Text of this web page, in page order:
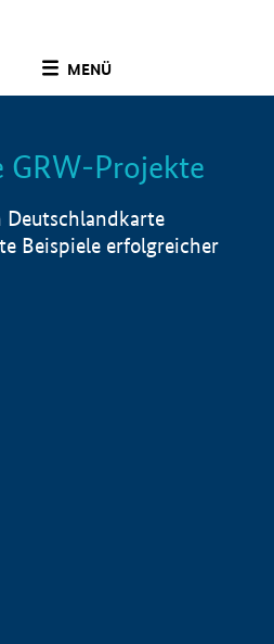
MENÜ
Info
GRW-Projekte
Beispiele erfolgreicher